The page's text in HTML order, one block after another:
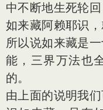
中不断地生死轮
如来藏阿赖耶识
所以说如来藏是
能，三界万法也
的。
由上面的说明我